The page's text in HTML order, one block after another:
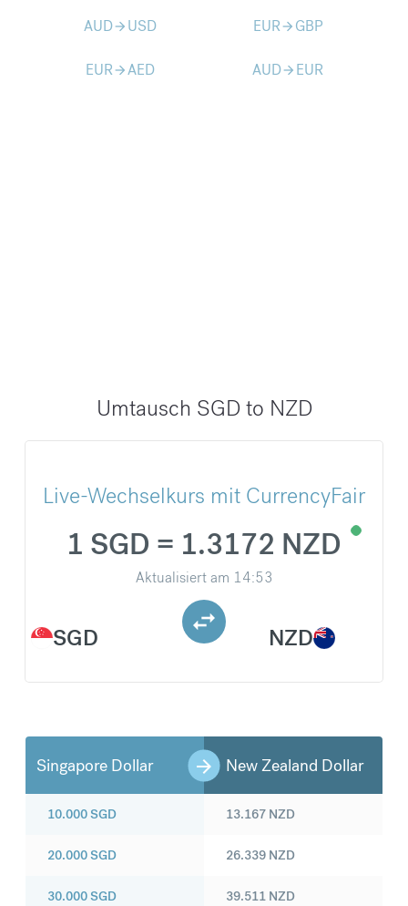
AUDarrow_forward USD EURarrow_forward GBP
EURarrow_forwardAED AUDarrow_forward EUR
Umtausch SGD to NZD
Live-Wechselkurs mit CurrencyFair
SGD
1 SGD = 1.3172 NZD
Aktualisiert am 14:53
NZD
Singapore Dollar New Zealand Dollar
10.000SGD
20.000SGD
30.000SGD
13.167 NZD
26.339 NZD
39.511 NZD